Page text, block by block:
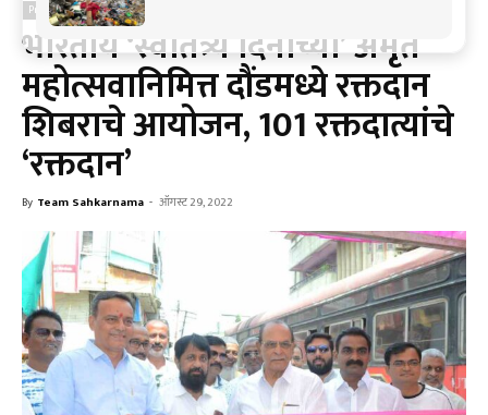
Previos News
भारतीय ‘स्वातंत्र्य दिनाच्या’ अमृत
महोत्सवानिमित्त दौंडमध्ये रक्तदान
शिबराचे आयोजन, 101 रक्तदात्यांचे
‘रक्तदान’
By Team Sahkarnama - ऑगस्ट 29, 2022